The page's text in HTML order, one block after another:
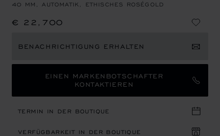
40 MM, AUTOMATIK, ETHISCHES ROSÉGOLD
€ 22,700
BENACHRICHTIGUNG ERHALTEN
EINEN MARKENBOTSCHAFTER
KONTAKTIEREN
TERMIN IN DER BOUTIQUE
VERFÜGBARKEIT IN DER BOUTIQUE